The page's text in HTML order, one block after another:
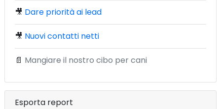
🎥 Dare priorità ai lead
🎥 Nuovi contatti netti
📄 Mangiare il nostro cibo per cani
Esporta report